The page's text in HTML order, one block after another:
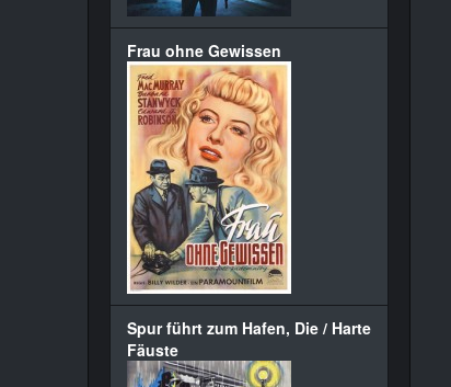
Frau ohne Gewissen
Spur führt zum Hafen, Die / Harte
Fäuste